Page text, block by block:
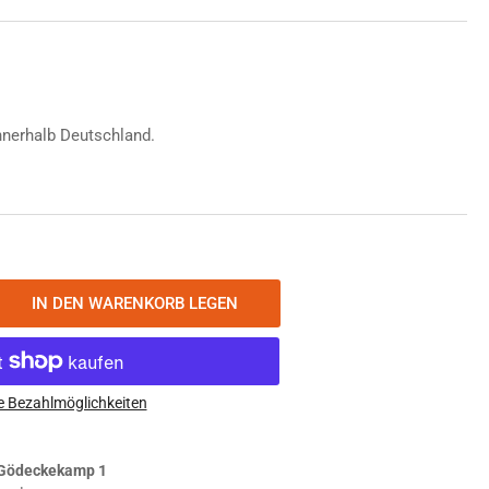
Deutschland.
IN DEN WARENKORB LEGEN
Bezahlmöglichkeiten
1